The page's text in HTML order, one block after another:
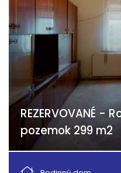
REZERVOVANÉ -
pozemok 299 m2